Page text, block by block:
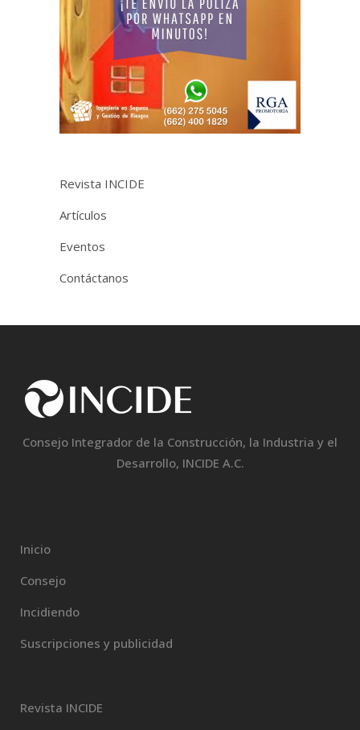
Revista INCIDE
Artículos
Eventos
Contáctanos
Consejo Integrador de la Construcción, la Industria y el
Desarrollo, INCIDE A.C.
Inicio
Consejo
Incidiendo
Suscripciones y publicidad
Revista INCIDE